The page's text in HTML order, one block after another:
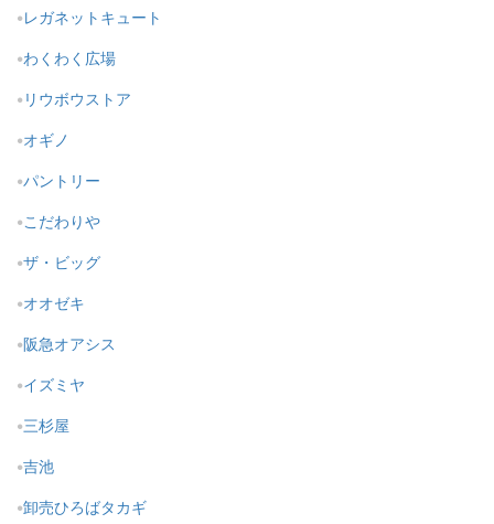
レガネットキュート
わくわく広場
リウボウストア
オギノ
パントリー
こだわりや
ザ・ビッグ
オオゼキ
阪急オアシス
イズミヤ
三杉屋
吉池
卸売ひろばタカギ